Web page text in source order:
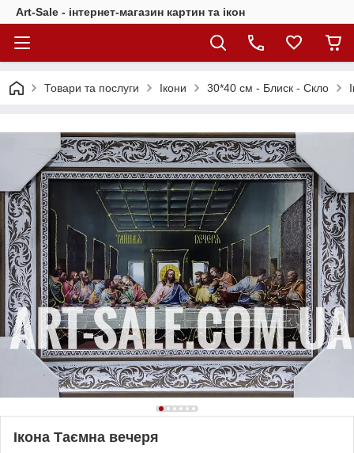
Art-Sale - інтернет-магазин картин та ікон
Товари та послуги Ікони 30*40 см - Блиск - Скло
Ікона Таємна вечеря